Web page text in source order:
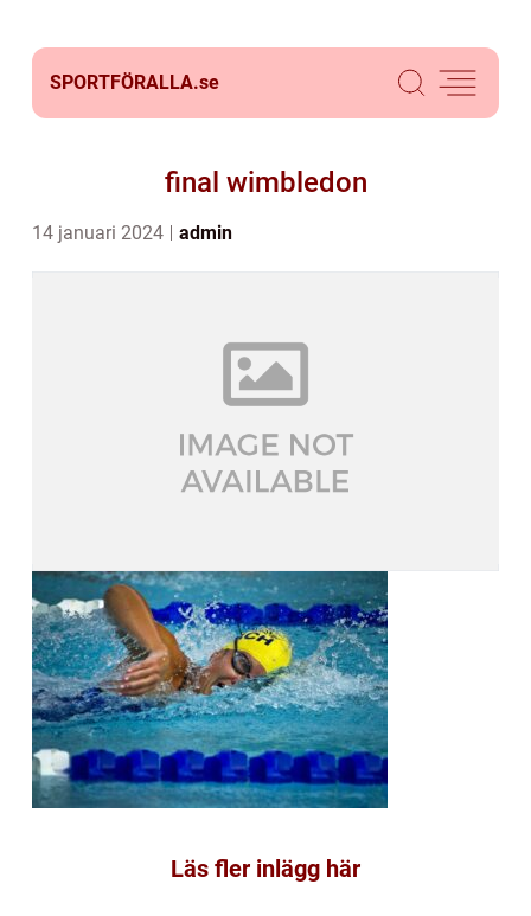
SPORTFÖRALLA.se
final wimbledon
14 januari 2024 admin
Läs fler inlägg här